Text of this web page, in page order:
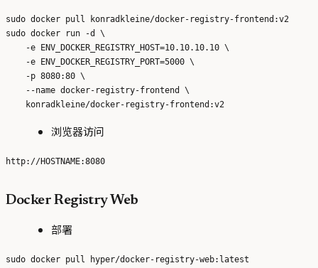
sudo docker pull konradkleine/docker-registry-frontend:v2
sudo docker run -d \
    -e ENV_DOCKER_REGISTRY_HOST=10.10.10.10 \
    -e ENV_DOCKER_REGISTRY_PORT=5000 \
    -p 8080:80 \
    --name docker-registry-frontend \
浏览器访问
Docker Registry Web
部署
sudo docker pull hyper/docker-registry-web:latest